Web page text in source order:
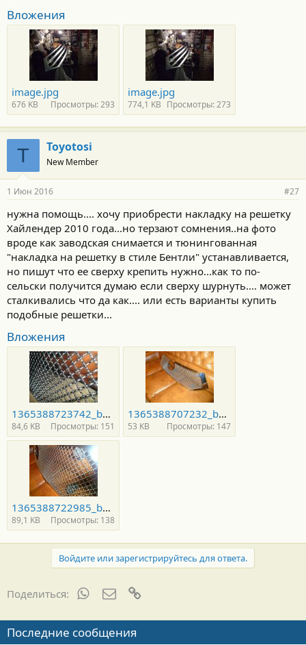
Вложения
image.jpg
676 KB Просмотры: 293
image.jpg
774,1 KB Просмотры: 273
T Toyotosi
New Member
1 Июн 2016 #27
нужна помощь.... хочу приобрести накладку на решетку
Хайлендер 2010 года...но терзают сомнения..на фото
вроде как заводская снимается и тюнингованная
"накладка на решетку в стиле Бентли" устанавливается,
но пишут что ее сверху крепить нужно...как то по-
сельски получится думаю если сверху шурнуть.... может
сталкивались что да как.... или есть варианты купить
подобные решетки...
Вложения
1365388723742_bulletin.jpg
84,6 KB Просмотры: 151
1365388707232_bulletin.jpg
53 KB Просмотры: 147
1365388722985_bulletin.jpg
89,1 KB Просмотры: 138
Войдите или зарегистрируйтесь для ответа.
Поделиться: WhatsAppЭлектронная почта
Последние сообщения